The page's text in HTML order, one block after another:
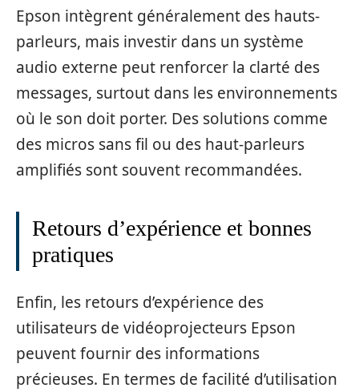
Epson intègrent généralement des hauts-
parleurs, mais investir dans un système
audio externe peut renforcer la clarté des
messages, surtout dans les environnements
où le son doit porter. Des solutions comme
des micros sans fil ou des haut-parleurs
amplifiés sont souvent recommandées.
Retours d’expérience et bonnes
pratiques
Enfin, les retours d’expérience des
utilisateurs de vidéoprojecteurs Epson
peuvent fournir des informations
précieuses. En termes de facilité d’utilisation